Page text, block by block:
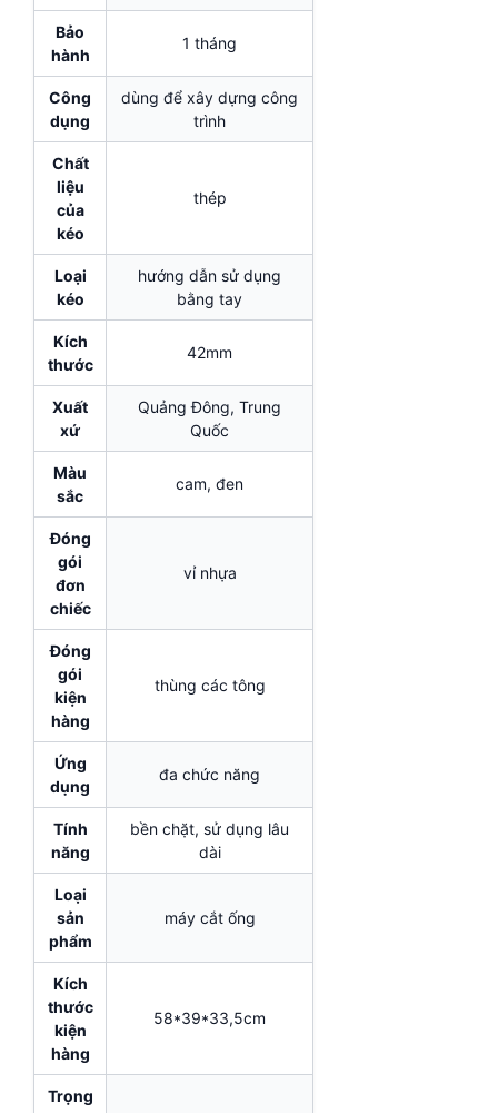
Bảo
hành
1 tháng
Công
dụng
dùng để xây dựng công
trình
Chất
liệu
của
kéo
thép
Loại
kéo
hướng dẫn sử dụng
bằng tay
Kích
thước
42mm
Xuất
xứ
Quảng Đông, Trung
Quốc
Màu
sắc
cam, đen
Đóng
gói
đơn
chiếc
vỉ nhựa
Đóng
gói
kiện
hàng
thùng các tông
Ứng
dụng
đa chức năng
Tính
năng
bền chặt, sử dụng lâu
dài
Loại
sản
phẩm
máy cắt ống
Kích
thước
kiện
hàng
58*39*33,5cm
Trọng